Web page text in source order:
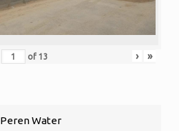
of 13 › »
Peren Water